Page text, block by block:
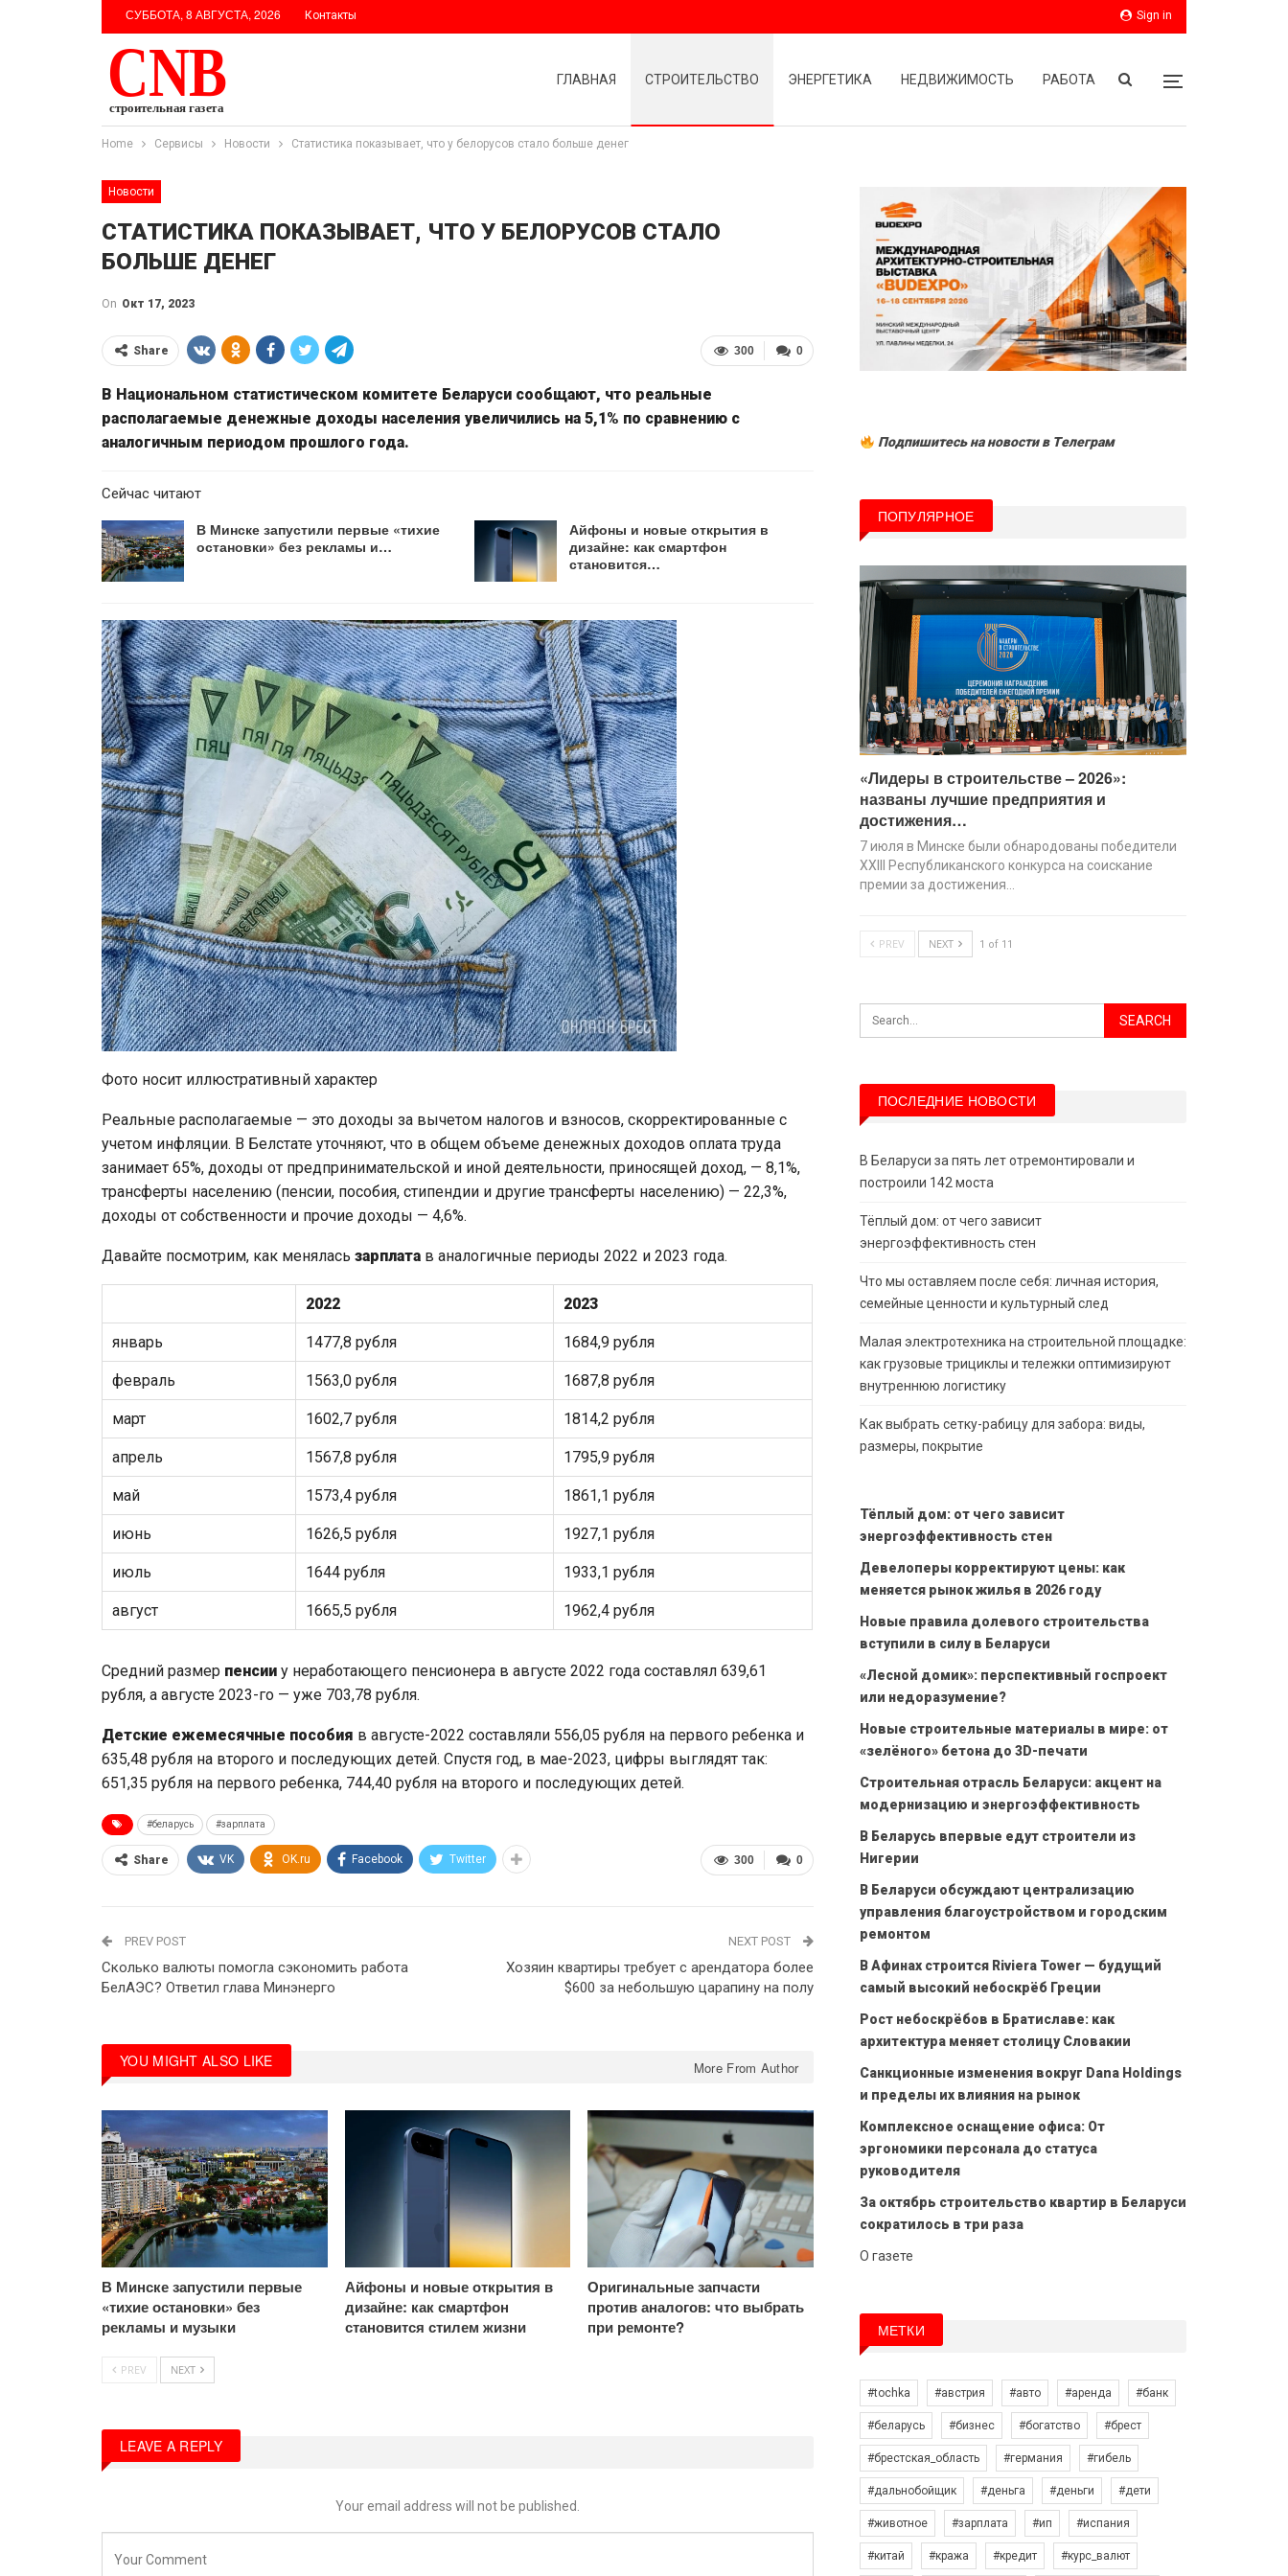
Sign in
СУББОТА, 8 АВГУСТА, 2026 Контакты
ГЛАВНАЯ СТРОИТЕЛЬСТВО ЭНЕРГЕТИКА НЕДВИЖИМОСТЬ РАБОТА
Home Сервисы Новости Статистика показывает, что у белорусов стало больше денег
Новости
СТАТИСТИКА ПОКАЗЫВАЕТ, ЧТО У БЕЛОРУСОВ СТАЛО
БОЛЬШЕ ДЕНЕГ
On Окт 17, 2023
0
300
Share
В Национальном статистическом комитете Беларуси сообщают, что реальные
располагаемые денежные доходы населения увеличились на 5,1% по сравнению с
аналогичным периодом прошлого года.
Сейчас читают
В Минске запустили первые «тихие
остановки» без рекламы и…
Айфоны и новые открытия в
дизайне: как смартфон
становится…
Фото носит иллюстративный характер
Реальные располагаемые — это доходы за вычетом налогов и взносов, скорректированные с
учетом инфляции. В Белстате уточняют, что в общем объеме денежных доходов оплата труда
занимает 65%, доходы от предпринимательской и иной деятельности, приносящей доход, — 8,1%,
трансферты населению (пенсии, пособия, стипендии и другие трансферты населению) — 22,3%,
доходы от собственности и прочие доходы — 4,6%.
Давайте посмотрим, как менялась зарплата в аналогичные периоды 2022 и 2023 года.
2022 2023
январь 1477,8 рубля 1684,9 рубля
февраль 1563,0 рубля 1687,8 рубля
март 1602,7 рубля 1814,2 рубля
апрель 1567,8 рубля 1795,9 рубля
май 1573,4 рубля 1861,1 рубля
июнь 1626,5 рубля 1927,1 рубля
июль 1644 рубля 1933,1 рубля
август 1665,5 рубля 1962,4 рубля
Средний размер пенсии у неработающего пенсионера в августе 2022 года составлял 639,61
рубля, а августе 2023-го — уже 703,78 рубля.
Детские ежемесячные пособия в августе-2022 составляли 556,05 рубля на первого ребенка и
635,48 рубля на второго и последующих детей. Спустя год, в мае-2023, цифры выглядят так:
651,35 рубля на первого ребенка, 744,40 рубля на второго и последующих детей.
#беларусь #зарплата
0
300
Share VK OK.ru Facebook Twitter
PREV POST
Сколько валюты помогла сэкономить работа
БелАЭС? Ответил глава Минэнерго
NEXT POST
Хозяин квартиры требует с арендатора более
$600 за небольшую царапину на полу
YOU MIGHT ALSO LIKE More From Author
В Минске запустили первые
«тихие остановки» без
рекламы и музыки
Айфоны и новые открытия в
дизайне: как смартфон
становится стилем жизни
Оригинальные запчасти
против аналогов: что выбрать
при ремонте?
PREV NEXT
LEAVE A REPLY
Your email address will not be published.
Подпишитесь на новости в Tелеграм
ПОПУЛЯРНОЕ
«Лидеры в строительстве – 2026»:
названы лучшие предприятия и
достижения…
7 июля в Минске были обнародованы победители
XХIII Республиканского конкурса на соискание
премии за достижения…
PREV NEXT 1 of 11
ПОСЛЕДНИЕ НОВОСТИ
В Беларуси за пять лет отремонтировали и
построили 142 моста
Тёплый дом: от чего зависит
энергоэффективность стен
Что мы оставляем после себя: личная история,
семейные ценности и культурный след
Малая электротехника на строительной площадке:
как грузовые трициклы и тележки оптимизируют
внутреннюю логистику
Как выбрать сетку-рабицу для забора: виды,
размеры, покрытие
Тёплый дом: от чего зависит
энергоэффективность стен
Девелоперы корректируют цены: как
меняется рынок жилья в 2026 году
Новые правила долевого строительства
вступили в силу в Беларуси
«Лесной домик»: перспективный госпроект
или недоразумение?
Новые строительные материалы в мире: от
«зелёного» бетона до 3D-печати
Строительная отрасль Беларуси: акцент на
модернизацию и энергоэффективность
В Беларусь впервые едут строители из
Нигерии
В Беларуси обсуждают централизацию
управления благоустройством и городским
ремонтом
В Афинах строится Riviera Tower — будущий
самый высокий небоскрёб Греции
Рост небоскрёбов в Братиславе: как
архитектура меняет столицу Словакии
Санкционные изменения вокруг Dana Holdings
и пределы их влияния на рынок
Комплексное оснащение офиса: От
эргономики персонала до статуса
руководителя
За октябрь строительство квартир в Беларуси
сократилось в три раза
О газете
МЕТКИ
#tochka #австрия #авто #аренда #банк
#беларусь #бизнес #богатство #брест
#брестская_область #германия #гибель
#дальнобойщик #деньга #деньги #дети
#животное #зарплата #ип #испания
#китай #кража #кредит #курс_валют